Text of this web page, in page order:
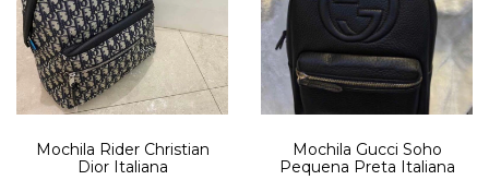
Mochila Rider Christian
Dior Italiana
Mochila Gucci Soho
Pequena Preta Italiana